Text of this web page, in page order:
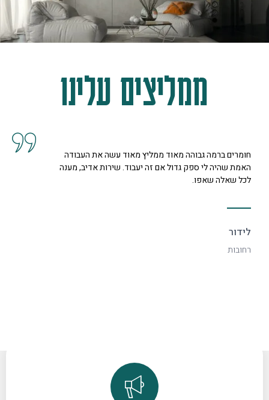
ממליצים עלינו
חומרים ברמה גבוהה מאוד ממליץ מאוד עשה את העבודה
האמת שהיה לי ספק גדול אם זה יעבוד. שירות אדיב, מענה
לכל שאלה שאפו.
לידור
רחובות